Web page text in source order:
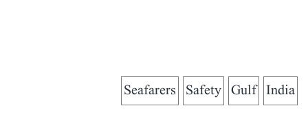
India
Gulf
Safety
Seafarers